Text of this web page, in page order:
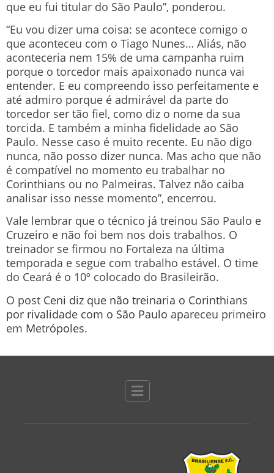
que eu fui titular do São Paulo”, ponderou.
“Eu vou dizer uma coisa: se acontece comigo o
que aconteceu com o Tiago Nunes… Aliás, não
aconteceria nem 15% de uma campanha ruim
porque o torcedor mais apaixonado nunca vai
entender. E eu compreendo isso perfeitamente e
até admiro porque é admirável da parte do
torcedor ser tão fiel, como diz o nome da sua
torcida. E também a minha fidelidade ao São
Paulo. Nesse caso é muito recente. Eu não digo
nunca, não posso dizer nunca. Mas acho que não
é compatível no momento eu trabalhar no
Corinthians ou no Palmeiras. Talvez não caiba
analisar isso nesse momento”, encerrou.
Vale lembrar que o técnico já treinou São Paulo e
Cruzeiro e não foi bem nos dois trabalhos. O
treinador se firmou no Fortaleza na última
temporada e segue com trabalho estável. O time
do Ceará é o 10º colocado do Brasileirão.
O post Ceni diz que não treinaria o Corinthians
por rivalidade com o São Paulo apareceu primeiro
em Metrópoles.